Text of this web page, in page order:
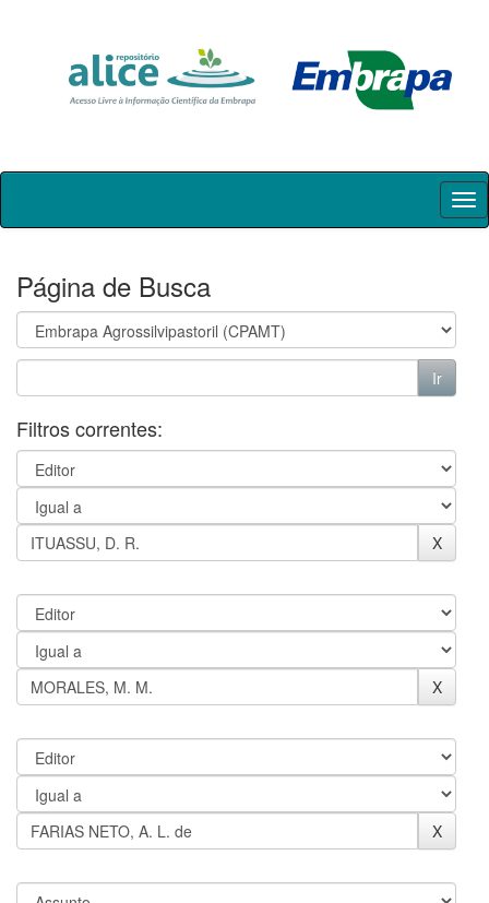
Skip
Página de Busca
Filtros correntes: